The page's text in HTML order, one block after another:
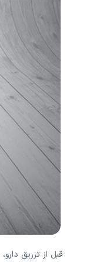
قبل از تزریق